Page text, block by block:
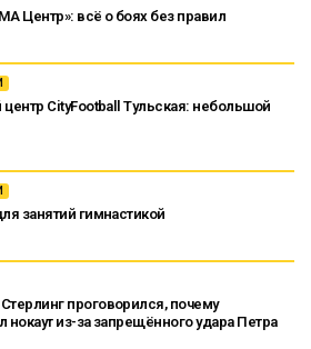
Центр»: всё о боях без правил
CityFootball Тульская: небольшой
занятий гимнастикой
проговорился, почему
нокаут из-за запрещённого удара Петра